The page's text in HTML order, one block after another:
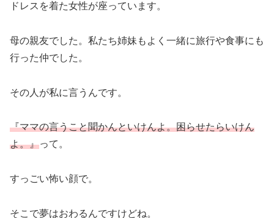
ドレスを着た女性が座っています。
母の親友でした。私たち姉妹もよく一緒に旅行や食事にも
行った仲でした。
その人が私に言うんです。
『ママの言うこと聞かんといけんよ。困らせたらいけん
よ。』って。
すっごい怖い顔で。
そこで夢はおわるんですけどね。